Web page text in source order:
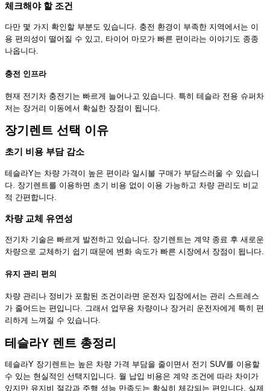
체크해야 할 조건
다만 몇 가지 확인할 부분도 있습니다. 충전 환경이 부족한 지역에서는 이
용 편의성이 떨어질 수 있고, 타이어 마모가 빠른 편이라는 이야기도 종종
나옵니다.
충전 인프라
현재 전기차 충전기는 빠르게 늘어나고 있습니다. 특히 테슬라 전용 슈퍼차
저는 장거리 이동에서 확실한 장점이 됩니다.
장기렌트 선택 이유
초기 비용 부담 감소
테슬라Y는 차량 가격이 높은 편이라 일시불 구매가 부담스러울 수 있습니
다. 장기렌트를 이용하면 초기 비용 없이 이용 가능하고 차량 관리도 비교
적 간편합니다.
차량 교체 유연성
전기차 기술은 빠르게 발전하고 있습니다. 장기렌트는 계약 종료 후 새로운
차량으로 교체하기 쉽기 때문에 변화 속도가 빠른 시장에서 장점이 됩니다.
유지 관리 편의
차량 관리나 정비가 포함된 조건이라면 운전자 입장에서는 관리 스트레스
가 줄어드는 편입니다. 그래서 업무용 차량이나 장거리 운전자에게 특히 편
리하게 느껴질 수 있습니다.
테슬라Y 렌트 총정리
테슬라Y 장기렌트는 높은 차량 가격 부담을 줄이면서 전기 SUV를 이용할
수 있는 현실적인 선택지입니다. 월 납입 비용은 계약 조건에 따라 차이가
있지만 유지비 절감과 주행 성능 만족도는 확실히 체감되는 편입니다. 실제